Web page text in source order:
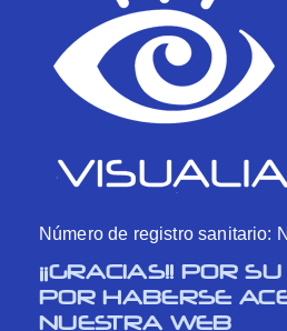
Número de registro sanitario:
¡¡GRACIAS!! POR
POR HABERSE
NUESTRA WEB